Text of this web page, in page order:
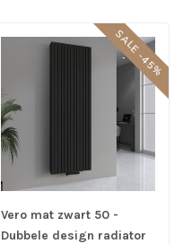
SALE -45%
Vero mat zwart 50 -
Dubbele design radiator